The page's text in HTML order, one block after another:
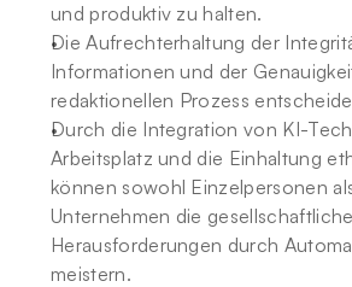
und produktiv zu halten.
Die Aufrechterhaltung der
Informationen und der
redaktionellen Prozess
Durch die Integration von KI-
Arbeitsplatz und die Einhaltung
können sowohl Einzelpersonen
Unternehmen die
Herausforderungen durch
meistern.